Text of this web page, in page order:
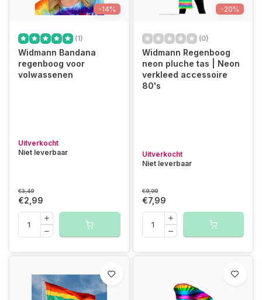
-14%
(1)
Widmann Bandana
regenboog voor
volwassenen
Uitverkocht
Niet leverbaar
€3,49
€2,99
-20%
(0)
Widmann Regenboog
neon pluche tas | Neon
verkleed accessoire
80's
Uitverkocht
Niet leverbaar
€9,99
€7,99